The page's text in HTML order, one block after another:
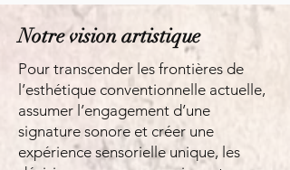
Notre vision artistique
Pour transcender les frontières de
l’esthétique conventionnelle actuelle,
assumer l’engagement d’une
signature sonore et créer une
expérience sensorielle unique, les